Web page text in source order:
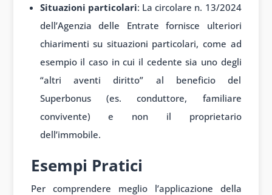
Situazioni particolari: La circolare n. 13/2024
dell’Agenzia delle Entrate fornisce ulteriori
chiarimenti su situazioni particolari, come ad
esempio il caso in cui il cedente sia uno degli
“altri aventi diritto” al beneficio del
Superbonus (es. conduttore, familiare
convivente) e non il proprietario
dell’immobile.
Esempi Pratici
Per comprendere meglio l’applicazione della